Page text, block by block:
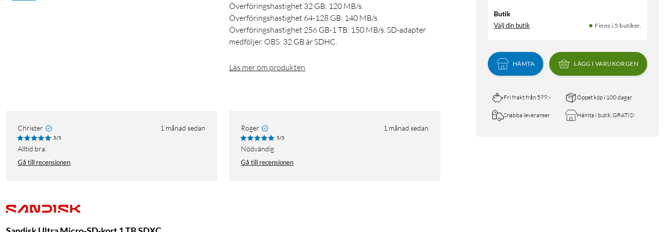
Butik
Välj din butik Finns i 5 butiker.
HÄMTA LÄGG I VARUKORGEN
Fri frakt från 599:- Öppet köp i 100 dagar
Snabba leveranser Hämta i butik, GRATIS!
Överföringshastighet 32 GB: 120 MB/s.
Överföringshastighet 64-128 GB: 140 MB/s.
Överföringshastighet 256 GB-1 TB: 150 MB/s. SD-adapter
medföljer. OBS: 32 GB är SDHC.
Läs mer om produkten
Christer 1 månad sedan
5/5
Alltid bra.
Gå till recensionen
Roger 1 månad sedan
5/5
Nödvändig
Gå till recensionen